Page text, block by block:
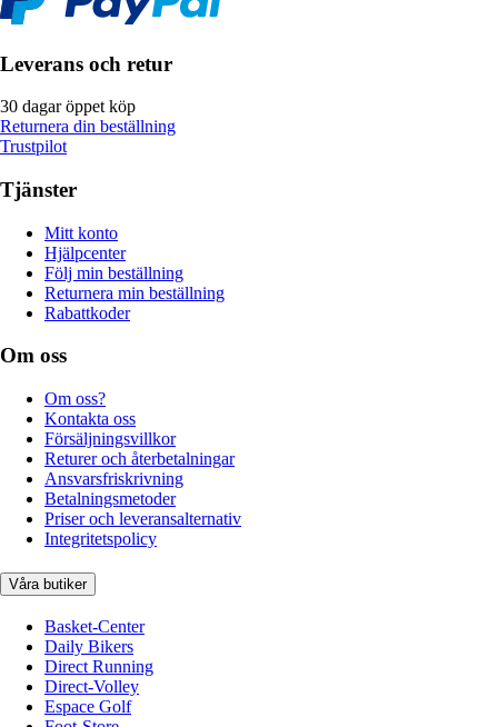
Leverans och retur
30 dagar öppet köp
Returnera din beställning
Trustpilot
Tjänster
Mitt konto
Hjälpcenter
Följ min beställning
Returnera min beställning
Rabattkoder
Om oss
Om oss?
Kontakta oss
Försäljningsvillkor
Returer och återbetalningar
Ansvarsfriskrivning
Betalningsmetoder
Priser och leveransalternativ
Integritetspolicy
Våra butiker
Basket-Center
Daily Bikers
Direct Running
Direct-Volley
Espace Golf